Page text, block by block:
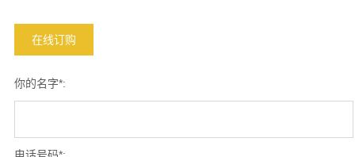
在线订购
你的名字*:
电话号码*: